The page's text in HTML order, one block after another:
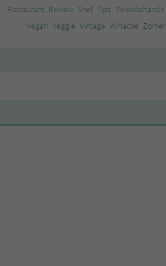
Restaurant Review Snel Tips Tweedehands
Vegan Veggie Vintage Winactie Zomer